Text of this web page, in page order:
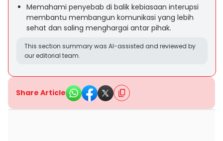
Memahami penyebab di balik kebiasaan interupsi
membantu membangun komunikasi yang lebih
sehat dan saling menghargai antar pihak.
This section summary was AI-assisted and reviewed by
our editorial team.
Share Article